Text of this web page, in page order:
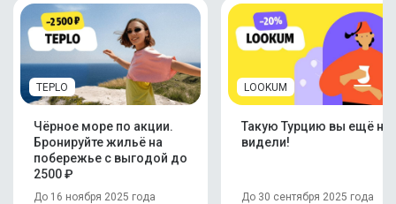
TEPLO
Чёрное море по акции.
Бронируйте жильё на
побережье с выгодой до
2500 ₽
До 16 ноября 2025 года
LOOKUM
Такую Турцию вы ещё не
видели!
До 30 сентября 2025 года